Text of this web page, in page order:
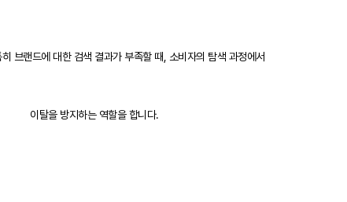
브랜드에 대한 검색 결과가 부족할 때, 소비자의 탐색 과정에서
이탈을 방지하는 역할을 합니다.